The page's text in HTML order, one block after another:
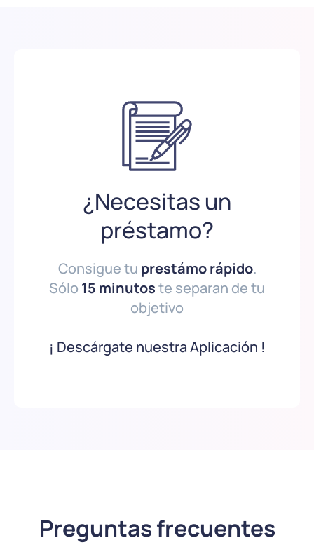
¿Necesitas un
préstamo?
Consigue tu prestámo rápido.
Sólo 15 minutoste separan de tu
objetivo
¡ Descárgate nuestra Aplicación !
Preguntas frecuentes